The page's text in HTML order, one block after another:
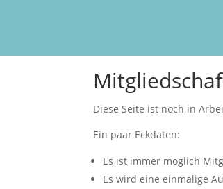
Diese Seite ist noch in
Ein paar Eckdaten:
Es ist immer möglich
Es wird eine einmalige